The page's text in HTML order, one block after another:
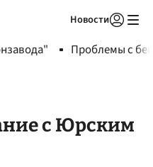
Новости
Проблемы с
с Юрским